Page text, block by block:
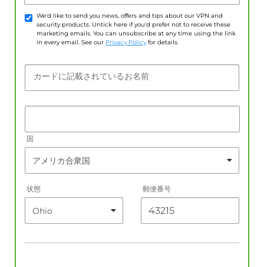
We'd like to send you news, offers and tips about our VPN and
security products. Untick here if you'd prefer not to receive these
marketing emails. You can unsubscribe at any time using the link
in every email. See our Privacy Policy for details.
カードに記載されているお名前
国
状態 郵便番号